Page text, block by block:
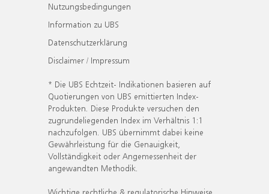
Nutzungsbedingungen
Information zu UBS
Datenschutzerklärung
Disclaimer / Impressum
* Die UBS Echtzeit- Indikationen basieren auf
Quotierungen von UBS emittierten Index-
Produkten. Diese Produkte versuchen den
zugrundeliegenden Index im Verhältnis 1:1
nachzufolgen. UBS übernimmt dabei keine
Gewährleistung für die Genauigkeit,
Vollständigkeit oder Angemessenheit der
angewandten Methodik.